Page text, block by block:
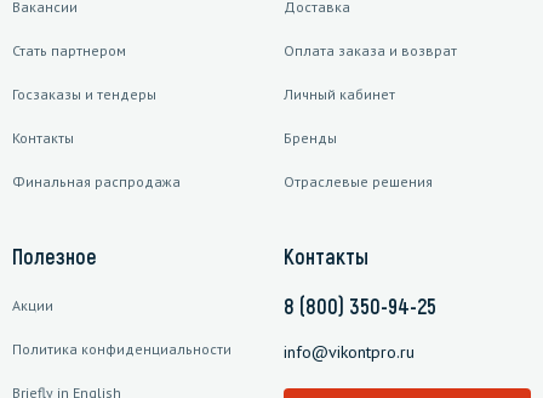
Вакансии
Стать партнером
Госзаказы и тендеры
Контакты
Финальная распродажа
Доставка
Оплата заказа и возврат
Личный кабинет
Бренды
Отраслевые решения
Полезное
Акции
Политика конфиденциальности
Briefly in English
Контакты
8 (800) 350-94-25
info@vikontpro.ru